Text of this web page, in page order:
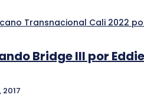
Transnacional Cali 2022
Bridge III por Eddie
2017